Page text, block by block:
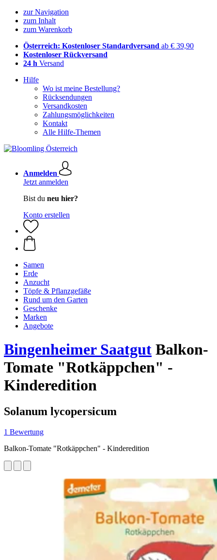
zur Navigation
zum Inhalt
zum Warenkorb
Österreich: Kostenloser Standardversand ab € 39,90
Kostenloser Rückversand
24 h Versand
Hilfe
Wo ist meine Bestellung?
Rücksendungen
Versandkosten
Zahlungsmöglichkeiten
Kontakt
Alle Hilfe-Themen
Anmelden
Jetzt anmelden
Bist du neu hier?
Konto erstellen
Samen
Erde
Anzucht
Töpfe & Pflanzgefäße
Rund um den Garten
Geschenke
Marken
Angebote
Bingenheimer Saatgut Balkon-
Tomate "Rotkäppchen" -
Kinderedition
Solanum lycopersicum
1 Bewertung
Balkon-Tomate "Rotkäppchen" - Kinderedition